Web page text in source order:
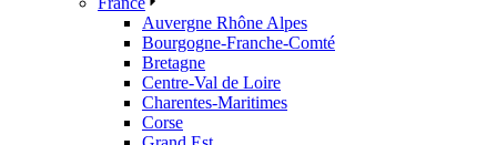
Auvergne Rhône Alpes
Bourgogne-Franche-Comté
Bretagne
Centre-Val de Loire
Charentes-Maritimes
Corse